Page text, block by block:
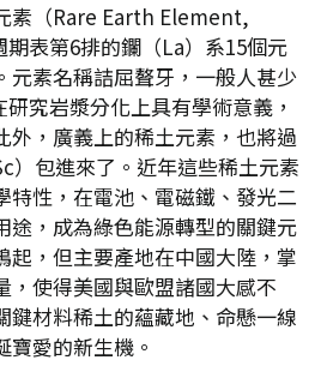
素（Rare Earth Element,
期表第6排的鑭（La）系15個元
元素名稱詰屈聱牙，一般人甚少
究岩漿分化上具有學術意義，
外，廣義上的稀土元素，也將過
）包進來了。近年這些稀土元素
特性，在電池、電磁鐵、發光二
途，成為綠色能源轉型的關鍵元
起，但主要產地在中國大陸，掌
，使得美國與歐盟諸國大感不
鍵材料稀土的蘊藏地、命懸一線
愛的新生機。